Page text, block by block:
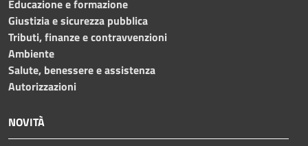
Educazione e formazione
Giustizia e sicurezza pubblica
Tributi, finanze e contravvenzioni
Ambiente
Salute, benessere e assistenza
Autorizzazioni
NOVITÀ